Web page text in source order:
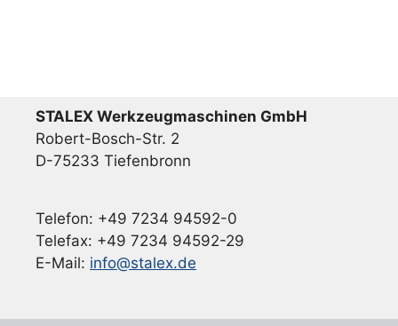
STALEX Werkzeugmaschinen GmbH
Robert-Bosch-Str. 2
D-75233 Tiefenbronn
Telefon: +49 7234 94592-0
Telefax: +49 7234 94592-29
E-Mail: info@stalex.de